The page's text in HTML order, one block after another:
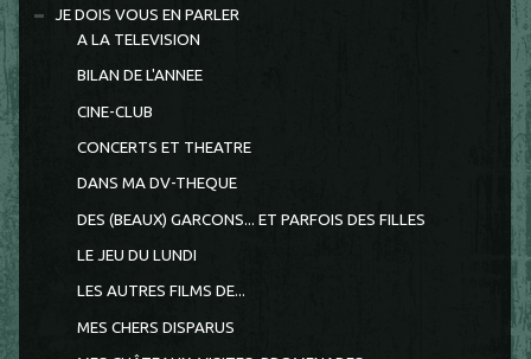
JE DOIS VOUS EN PARLER
A LA TELEVISION
BILAN DE L'ANNEE
CINE-CLUB
CONCERTS ET THEATRE
DANS MA DV-THEQUE
DES (BEAUX) GARCONS... ET PARFOIS DES FILLES
LE JEU DU LUNDI
LES AUTRES FILMS DE...
MES CHERS DISPARUS